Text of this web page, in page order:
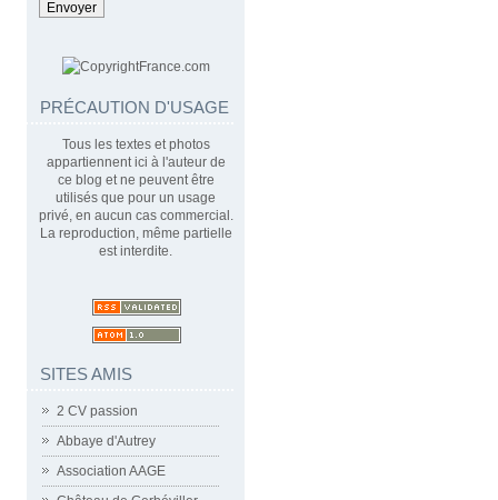
PRÉCAUTION D'USAGE
Tous les textes et photos
appartiennent ici à l'auteur de
ce blog et ne peuvent être
utilisés que pour un usage
privé, en aucun cas commercial.
La reproduction, même partielle
est interdite.
SITES AMIS
2 CV passion
Abbaye d'Autrey
Association AAGE